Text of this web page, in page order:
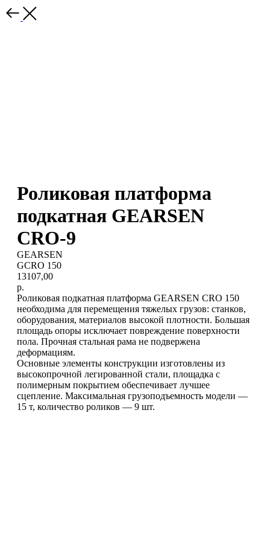
Роликовая платформа
подкатная GEARSEN
CRO-9
GEARSEN
GCRO 150
13107,00
р.
Роликовая подкатная платформа GEARSEN CRO 150
необходима для перемещения тяжелых грузов: станков,
оборудования, материалов высокой плотности. Большая
площадь опоры исключает повреждение поверхности
пола. Прочная стальная рама не подвержена
деформациям.
Основные элементы конструкции изготовлены из
высокопрочной легированной стали, площадка с
полимерным покрытием обеспечивает лучшее
сцепление. Максимальная грузоподъемность модели —
15 т, количество роликов — 9 шт.